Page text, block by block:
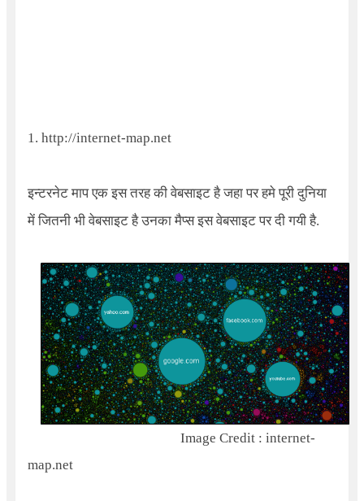
1. http://internet-map.net
इन्टरनेट माप एक इस तरह की वेबसाइट है जहा पर हमे पूरी दुनिया
में जितनी भी वेबसाइट है उनका मैप्स इस वेबसाइट पर दी गयी है.
Image Credit : internet-
map.net